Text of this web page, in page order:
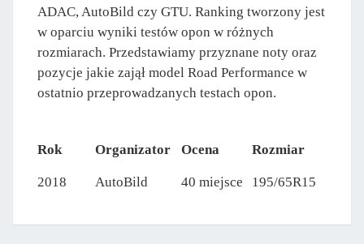
ADAC, AutoBild czy GTU. Ranking tworzony jest
w oparciu wyniki testów opon w różnych
rozmiarach. Przedstawiamy przyznane noty oraz
pozycje jakie zajął model Road Performance w
ostatnio przeprowadzanych testach opon.
Rok Organizator Ocena Rozmiar
2018 AutoBild 40 miejsce 195/65R15